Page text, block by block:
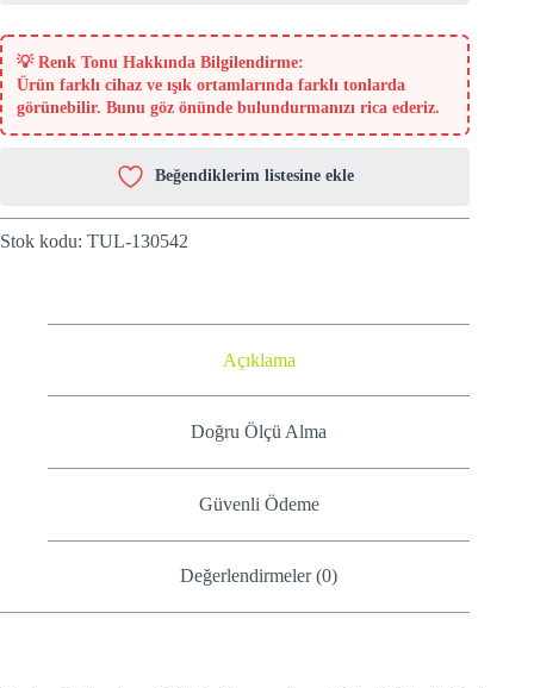
💡 Renk Tonu Hakkında Bilgilendirme:
Ürün farklı cihaz ve ışık ortamlarında farklı tonlarda
görünebilir. Bunu göz önünde bulundurmanızı rica ederiz.
Beğendiklerim listesine ekle
Stok kodu: TUL-130542
Açıklama
Doğru Ölçü Alma
Güvenli Ödeme
Değerlendirmeler (0)